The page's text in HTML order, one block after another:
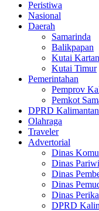
Peristiwa
Nasional
Daerah
Samarinda
Balikpapan
Kutai
Kutai Timur
Pemerintahan
Pemprov
Pemkot
DPRD
Olahraga
Traveler
Advertorial
Dinas
Dinas
Dinas
Dinas
Dinas
DPRD